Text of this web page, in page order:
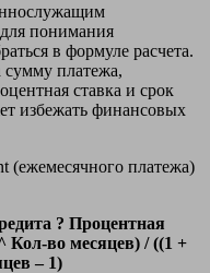
понимания
в формуле расчета.
платежа,
ставка и срок
избежать финансовых
(ежемесячного платежа)
? Процентная
Кол-во месяцев) / ((1 +
– 1)